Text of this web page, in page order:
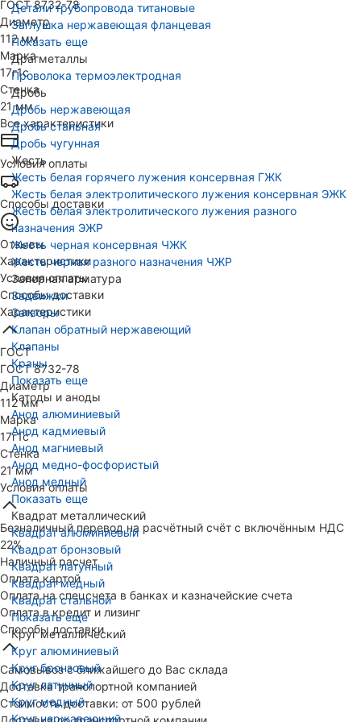
Детали трубопровода титановые
Заглушка нержавеющая фланцевая
Показать еще
Драгметаллы
Проволока термоэлектродная
Дробь
Дробь нержавеющая
Дробь стальная
Дробь чугунная
Жесть
Жесть белая горячего лужения консервная ГЖК
Жесть белая электролитического лужения консервная ЭЖК
Жесть белая электролитического лужения разного
назначения ЭЖР
Жесть черная консервная ЧЖК
Жесть черная разного назначения ЧЖР
Запорная арматура
Задвижки
Затворы
Клапан обратный нержавеющий
Клапаны
Краны
Показать еще
Катоды и аноды
Анод алюминиевый
Анод кадмиевый
Анод магниевый
Анод медно-фосфористый
Анод медный
Показать еще
Квадрат металлический
Квадрат алюминиевый
Квадрат бронзовый
Квадрат латунный
Квадрат медный
Квадрат стальной
Показать еще
Круг металлический
Круг алюминиевый
Круг бронзовый
Круг латунный
Круг медный
Круг нержавеющий
ГОСТ 8732-78
Диаметр
112 мм
Марка
17г1с
Стенка
21 мм
Все характеристики
Условия оплаты
Способы доставки
Отзывы
Характеристики
Условия оплаты
Способы доставки
Характеристики
ГОСТ
ГОСТ 8732-78
Диаметр
112 мм
Марка
17г1с
Стенка
21 мм
Условия оплаты
Безналичный перевод на расчётный счёт с включённым НДС
22%
Наличный расчет
Оплата картой
Оплата на спецсчета в банках и казначейские счета
Оплата в кредит и лизинг
Способы доставки
Самовывоз с ближайшего до Вас склада
Доставка транспортной компанией
Стоимость доставки: от 500 рублей